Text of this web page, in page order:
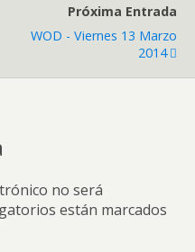
Próxima Entrada
WOD - Viernes 13 Marzo
2014
no será
están marcados